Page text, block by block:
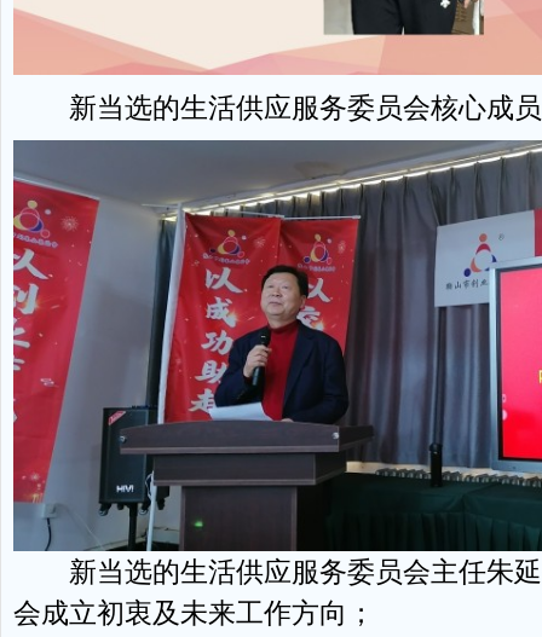
新当选的生活供应服务委员会核心成员
新当选的生活供应服务委员会主任朱延
会成立初衷及未来工作方向；